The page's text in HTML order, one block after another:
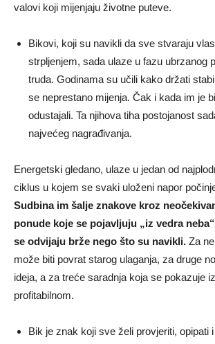
valovi koji mijenjaju životne puteve.
Bikovi, koji su navikli da sve stvaraju
strpljenjem, sada ulaze u fazu ubrzanog
truda. Godinama su učili kako držati
se neprestano mijenja. Čak i kada im je
odustajali. Ta njihova tiha postojanost
najvećeg nagrađivanja.
Energetski gledano, ulaze u jedan od
ciklus u kojem se svaki uloženi napor
Sudbina im šalje znakove kroz
ponude koje se pojavljuju „iz vedra
se odvijaju brže nego što su navikli. Za
može biti povrat starog ulaganja, za druge
ideja, a za treće saradnja koja se pokazuje
profitabilnom.
Bik je znak koji sve želi provjeriti, opipati